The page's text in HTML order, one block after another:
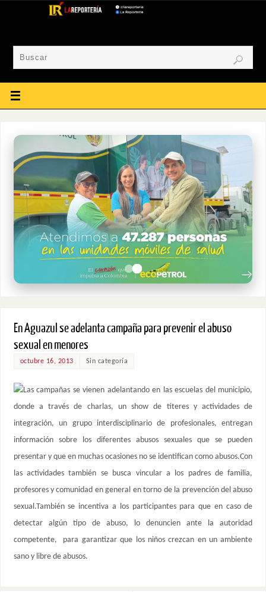
En Aguazul se adelanta campaña para prevenir el abuso
sexual en menores
octubre 16, 2013 Sin categoría
Las campañas se vienen adelantando en las escuelas del municipio,
donde a través de charlas, un show de títeres y actividades de
integración, un grupo interdisciplinario de profesionales, entregan
información sobre los diferentes abusos sexuales que se pueden
presentar y que en muchas ocasiones no se identifican como abusos.Con
las actividades también se busca vincular a los padres de familia,
profesores y comunidad en general en torno de la prevención del abuso
sexual.También se incentiva a los participantes para que en caso de
detectar algún tipo de abuso, lo denuncien ante la autoridad
competente, para garantizar que los niños crezcan en un ambiente
sano y libre de abusos.